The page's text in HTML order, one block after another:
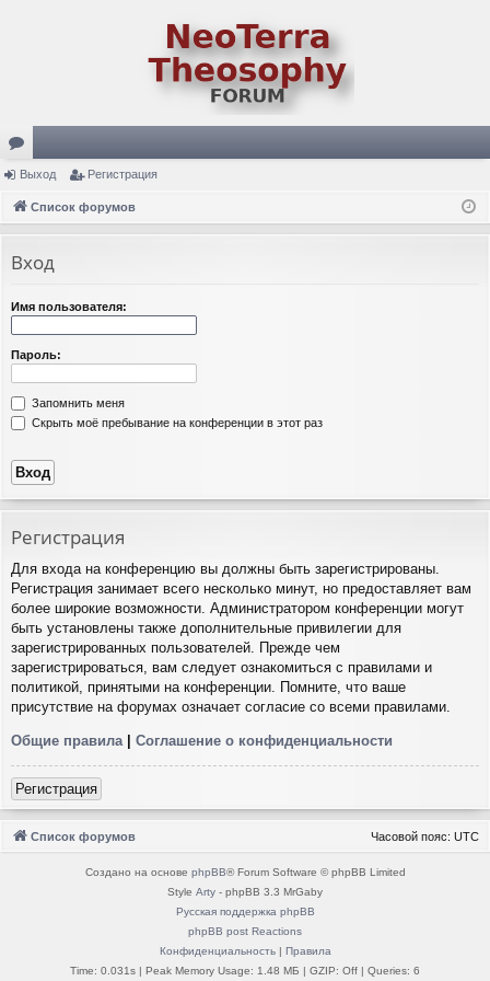
ор
ум
Выход Регистрация
Список форумов
Вход
Имя пользователя:
Пароль:
Запомнить меня
Скрыть моё пребывание на конференции в этот раз
Регистрация
Для входа на конференцию вы должны быть зарегистрированы.
Регистрация занимает всего несколько минут, но предоставляет вам
более широкие возможности. Администратором конференции могут
быть установлены также дополнительные привилегии для
зарегистрированных пользователей. Прежде чем
зарегистрироваться, вам следует ознакомиться с правилами и
политикой, принятыми на конференции. Помните, что ваше
присутствие на форумах означает согласие со всеми правилами.
Общие правила | Соглашение о конфиденциальности
Регистрация
Список форумов Часовой пояс: UTC
Создано на основе phpBB® Forum Software © phpBB Limited
Style Arty - phpBB 3.3 MrGaby
Русская поддержка phpBB
phpBB post Reactions
Конфиденциальность| Правила
Time: 0.031s | Peak Memory Usage: 1.48 МБ | GZIP: Off | Queries: 6